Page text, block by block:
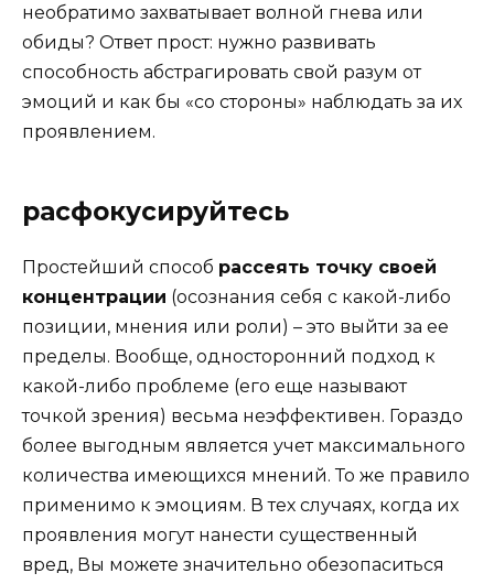
необратимо захватывает волной гнева или
обиды? Ответ прост: нужно развивать
способность абстрагировать свой разум от
эмоций и как бы «со стороны» наблюдать за их
проявлением.
расфокусируйтесь
Простейший способ рассеять точку своей
концентрации (осознания себя с какой-либо
позиции, мнения или роли) – это выйти за ее
пределы. Вообще, односторонний подход к
какой-либо проблеме (его еще называют
точкой зрения) весьма неэффективен. Гораздо
более выгодным является учет максимального
количества имеющихся мнений. То же правило
применимо к эмоциям. В тех случаях, когда их
проявления могут нанести существенный
вред, Вы можете значительно обезопаситься